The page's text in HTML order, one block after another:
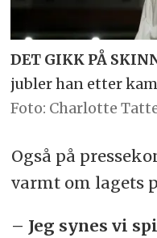
DET GIKK PÅ
jubler han etter
Charlotte
Også på
varmt om lagets
– Jeg synes vi